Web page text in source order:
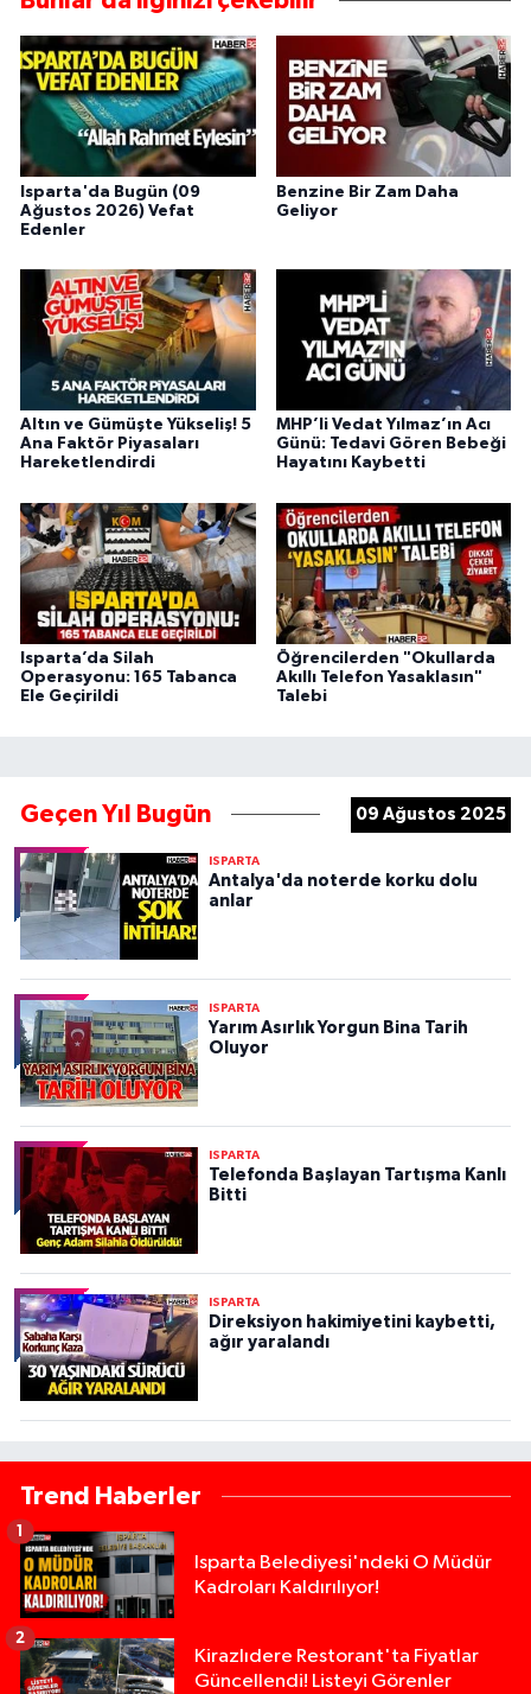
Isparta'da Bugün (09
Ağustos 2026) Vefat
Edenler
Benzine Bir Zam Daha
Geliyor
Altın ve Gümüşte Yükseliş! 5
Ana Faktör Piyasaları
Hareketlendirdi
MHP’li Vedat Yılmaz’ın Acı
Günü: Tedavi Gören Bebeği
Hayatını Kaybetti
Isparta’da Silah
Operasyonu: 165 Tabanca
Ele Geçirildi
Öğrencilerden "Okullarda
Akıllı Telefon Yasaklasın"
Talebi
Geçen Yıl Bugün 09 Ağustos 2025
ISPARTA
Antalya'da noterde korku dolu
anlar
ISPARTA
Yarım Asırlık Yorgun Bina Tarih
Oluyor
ISPARTA
Telefonda Başlayan Tartışma Kanlı
Bitti
ISPARTA
Direksiyon hakimiyetini kaybetti,
ağır yaralandı
Trend Haberler
Isparta Belediyesi'ndeki O Müdür
Kadroları Kaldırılıyor!
1
Kirazlıdere Restorant'ta Fiyatlar
Güncellendi! Listeyi Görenler
2